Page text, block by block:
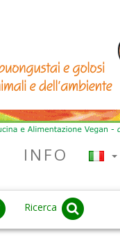
INFO
Ricerca